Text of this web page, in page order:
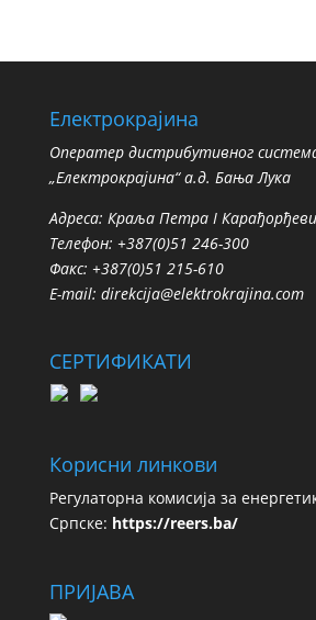
Електрокрајина
Oператер дистрибутивног
„Електрокрајина“ а.д. Бања Лука
Адреса: Краља Петра I
Телефон: +387(0)51 246-300
Факс: +387(0)51 215-610
E-mail: direkcija@elektrokrajina.com
СЕРТИФИКАТИ
Корисни линкови
Регулаторна комисија за
Српске: https://reers.ba/
ПРИЈАВА